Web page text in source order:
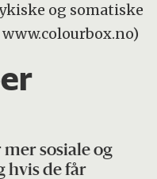
og somatiske
sosiale og
hvis de får